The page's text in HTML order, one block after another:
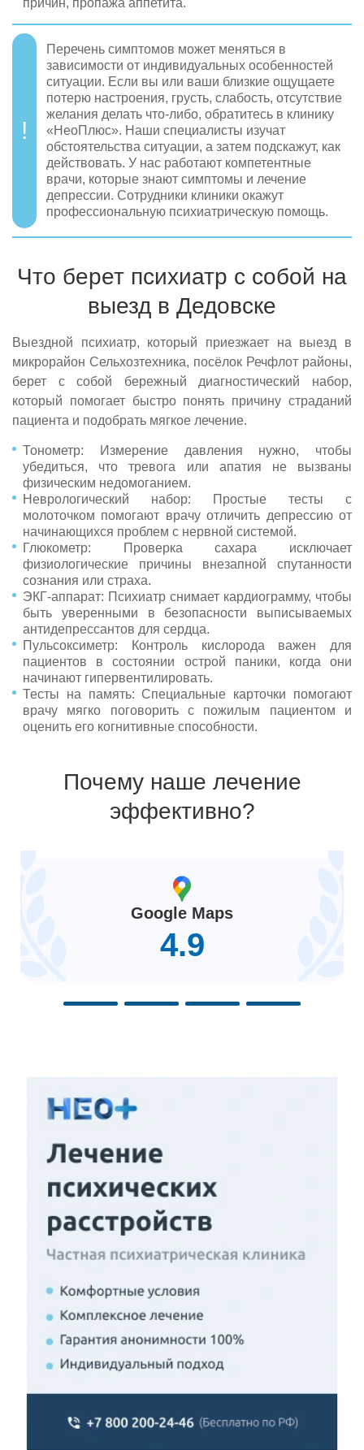
причин, пропажа аппетита.
Перечень симптомов может меняться в
зависимости от индивидуальных особенностей
ситуации. Если вы или ваши близкие ощущаете
потерю настроения, грусть, слабость, отсутствие
желания делать что-либо, обратитесь в клинику
«НеоПлюс». Наши специалисты изучат
обстоятельства ситуации, а затем подскажут, как
действовать. У нас работают компетентные
врачи, которые знают симптомы и лечение
депрессии. Сотрудники клиники окажут
профессиональную психиатрическую помощь.
Что берет психиатр с собой на
выезд в Дедовске
Выездной психиатр, который приезжает на выезд в
микрорайон Сельхозтехника, посёлок Речфлот районы,
берет с собой бережный диагностический набор,
который помогает быстро понять причину страданий
пациента и подобрать мягкое лечение.
Тонометр: Измерение давления нужно, чтобы
убедиться, что тревога или апатия не вызваны
физическим недомоганием.
Неврологический набор: Простые тесты с
молоточком помогают врачу отличить депрессию от
начинающихся проблем с нервной системой.
Глюкометр: Проверка сахара исключает
физиологические причины внезапной спутанности
сознания или страха.
ЭКГ-аппарат: Психиатр снимает кардиограмму, чтобы
быть уверенными в безопасности выписываемых
антидепрессантов для сердца.
Пульсоксиметр: Контроль кислорода важен для
пациентов в состоянии острой паники, когда они
начинают гипервентилировать.
Тесты на память: Специальные карточки помогают
врачу мягко поговорить с пожилым пациентом и
оценить его когнитивные способности.
Почему наше лечение
эффективно?
Google Maps
4.9